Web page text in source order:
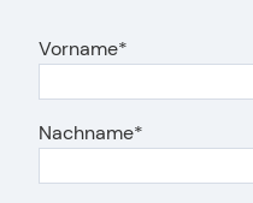
Vorname
Nachname